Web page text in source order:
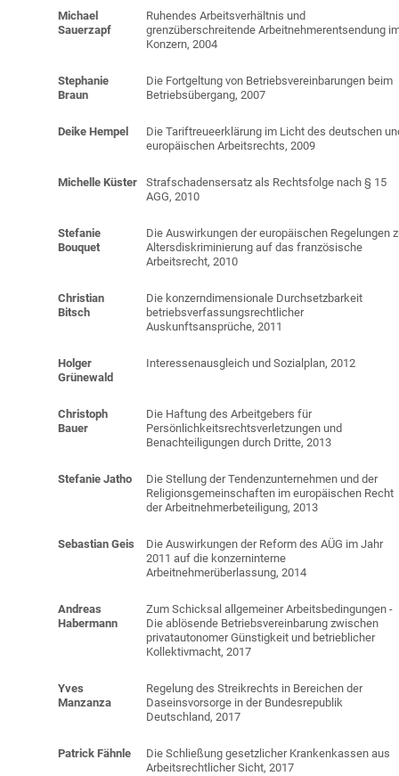
Michael
Sauerzapf
Ruhendes Arbeitsverhältnis und
grenzüberschreitende Arbeitnehmerentsendung
Konzern, 2004
Stephanie
Braun
Die Fortgeltung von Betriebsvereinbarungen beim
Betriebsübergang, 2007
DeikeHempel
Die Tariftreueerklärung im Licht des deutschen
europäischen Arbeitsrechts, 2009
MichelleKüster
Strafschadensersatz als Rechtsfolge nach § 15
AGG, 2010
Stefanie
Bouquet
Die Auswirkungen der europäischen Regelungen
Altersdiskriminierung auf das französische
Arbeitsrecht, 2010
Christian
Bitsch
Die konzerndimensionale Durchsetzbarkeit
betriebsverfassungsrechtlicher
Auskunftsansprüche, 2011
Holger
Grünewald
Interessenausgleich und Sozialplan, 2012
Christoph
Bauer
Die Haftung des Arbeitgebers für
Persönlichkeitsrechtsverletzungen und
Benachteiligungen durch Dritte, 2013
StefanieJatho
Die Stellung der Tendenzunternehmen und der
Religionsgemeinschaften im europäischen Recht
der Arbeitnehmerbeteiligung, 2013
SebastianGeis
Die Auswirkungen der Reform des AÜG im Jahr
2011 auf die konzerninterne
Arbeitnehmerüberlassung, 2014
Andreas
Habermann
Zum Schicksal allgemeiner Arbeitsbedingungen -
Die ablösende Betriebsvereinbarung zwischen
privatautonomer Günstigkeit und betrieblicher
Kollektivmacht, 2017
Yves
Manzanza
Regelung des Streikrechts in Bereichen der
Daseinsvorsorge in der Bundesrepublik
Deutschland, 2017
Patrick Fähnle
Die Schließung gesetzlicher Krankenkassen aus
Arbeitsrechtlicher Sicht, 2017